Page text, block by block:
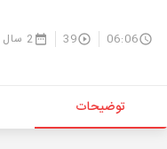
06:06
39 2 سال پیش
توضیحات